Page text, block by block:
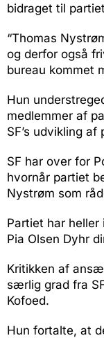
bidraget til
“Thomas
og derfor også
bureau kommet
Hun
medlemmer af
SF’s udvikling af
SF har over for
hvornår partiet
Nystrøm som
Partiet har
Pia Olsen Dyhr
Kritikken af
særlig grad fra
Kofoed.
Hun fortalte, at